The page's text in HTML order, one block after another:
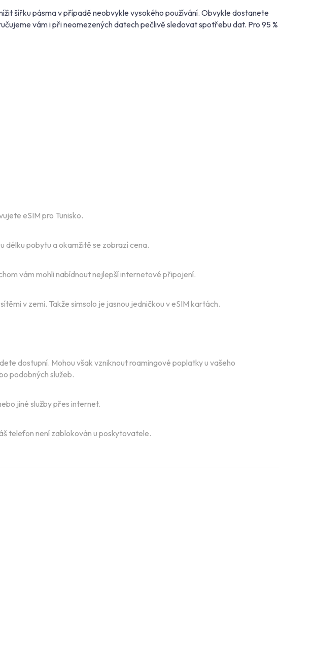
šířku pásma v případě neobvykle vysokého používání. Obvykle dostanete
vám i při neomezených datech pečlivě sledovat spotřebu dat. Pro 95 %
eSIM pro Tunisko.
délku pobytu a okamžitě se zobrazí cena.
vám mohli nabídnout nejlepší internetové připojení.
v zemi. Takže simsolo je jasnou jedničkou v eSIM kartách.
dostupní. Mohou však vzniknout roamingové poplatky u vašeho
podobných služeb.
jiné služby přes internet.
telefon není zablokován u poskytovatele.